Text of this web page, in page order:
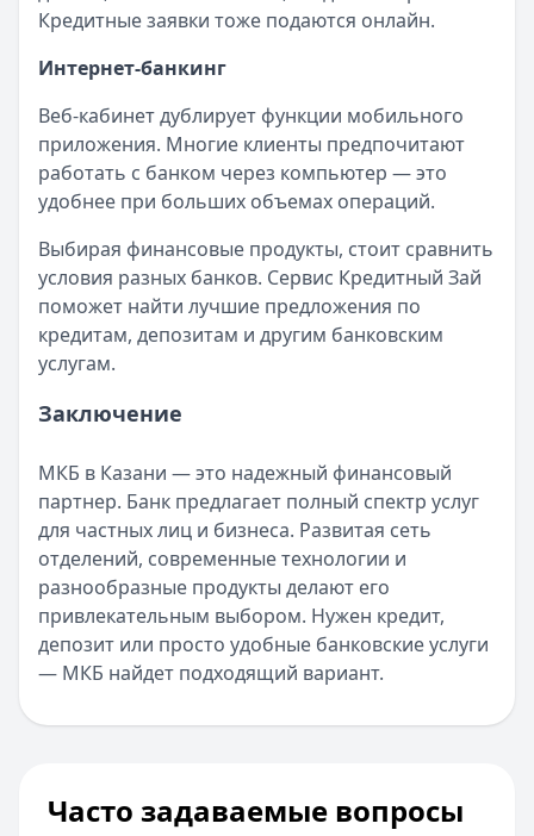
Кредитные заявки тоже подаются онлайн.
Интернет-банкинг
Веб-кабинет дублирует функции мобильного
приложения. Многие клиенты предпочитают
работать с банком через компьютер — это
удобнее при больших объемах операций.
Выбирая финансовые продукты, стоит сравнить
условия разных банков. Сервис Кредитный Зай
поможет найти лучшие предложения по
кредитам, депозитам и другим банковским
услугам.
Заключение
МКБ в Казани — это надежный финансовый
партнер. Банк предлагает полный спектр услуг
для частных лиц и бизнеса. Развитая сеть
отделений, современные технологии и
разнообразные продукты делают его
привлекательным выбором. Нужен кредит,
депозит или просто удобные банковские услуги
— МКБ найдет подходящий вариант.
Часто задаваемые вопросы